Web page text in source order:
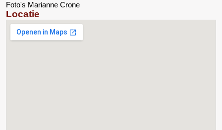
Foto's Marianne Crone
Locatie